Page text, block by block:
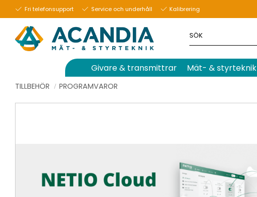
Fri telefonsupport Service och underhåll Kalibrering
Givare & transmittrar Mät- & styrteknik
TILLBEHÖR PROGRAMVAROR